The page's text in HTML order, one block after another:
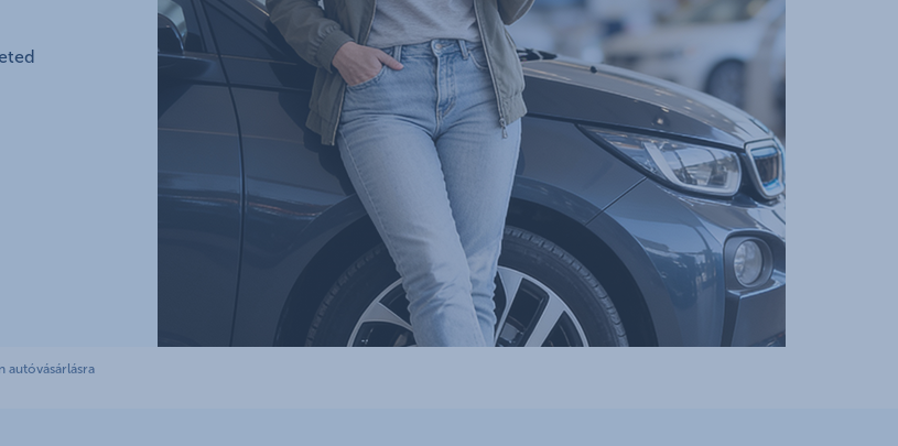
K&H babaváró hitelhez
kapcsolódó csoportos
autóvásárlásra